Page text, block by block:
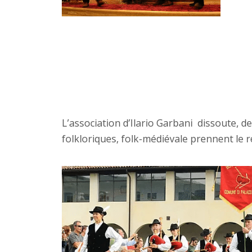
L’association d’Ilario Garbani dissoute,
folkloriques, folk-médiévale prennent le